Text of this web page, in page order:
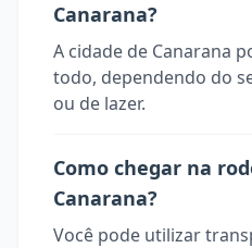
Canarana?
A cidade de Canarana
todo, dependendo do
ou de lazer.
Como chegar na
Canarana?
Você pode utilizar